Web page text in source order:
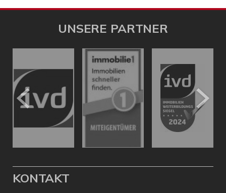
UNSERE PARTNER
KONTAKT